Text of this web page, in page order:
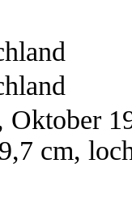
Oktober
cm,